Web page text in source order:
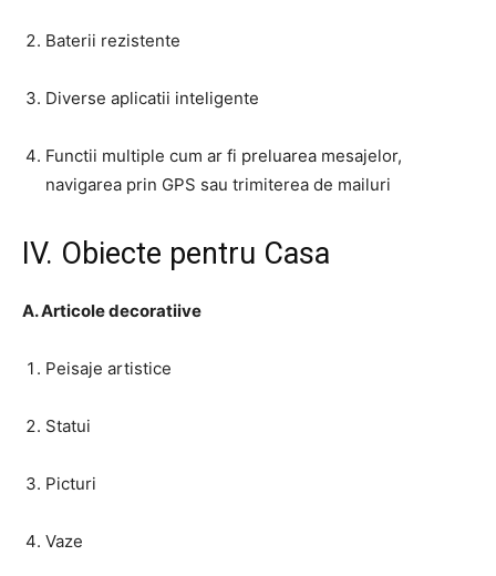
Baterii rezistente
Diverse aplicatii inteligente
Functii multiple cum ar fi preluarea mesajelor,
navigarea prin GPS sau trimiterea de mailuri
IV. Obiecte pentru Casa
A. Articole decoratiive
Peisaje artistice
Statui
Picturi
Vaze